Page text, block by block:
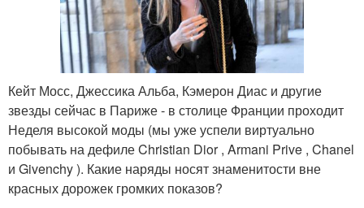
Кейт Мосс, Джессика Альба, Кэмерон Диас и другие
звезды сейчас в Париже - в столице Франции проходит
Неделя высокой моды (мы уже успели виртуально
побывать на дефиле Christian Dior , Armani Prive , Chanel
и Givenchy ). Какие наряды носят знаменитости вне
красных дорожек громких показов?